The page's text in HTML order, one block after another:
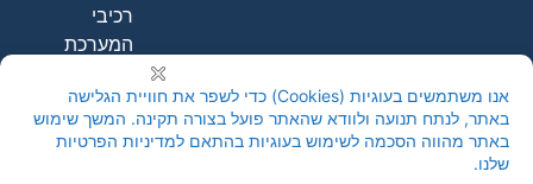
רכיבי
המערכת
הדגמה
חינם
←